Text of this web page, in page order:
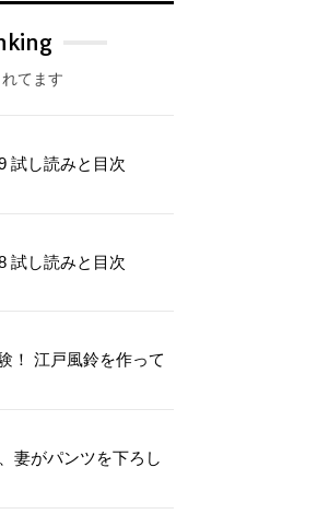
てます
試し読みと目次
試し読みと目次
！ 江戸風鈴を作って
妻がパンツを下ろし